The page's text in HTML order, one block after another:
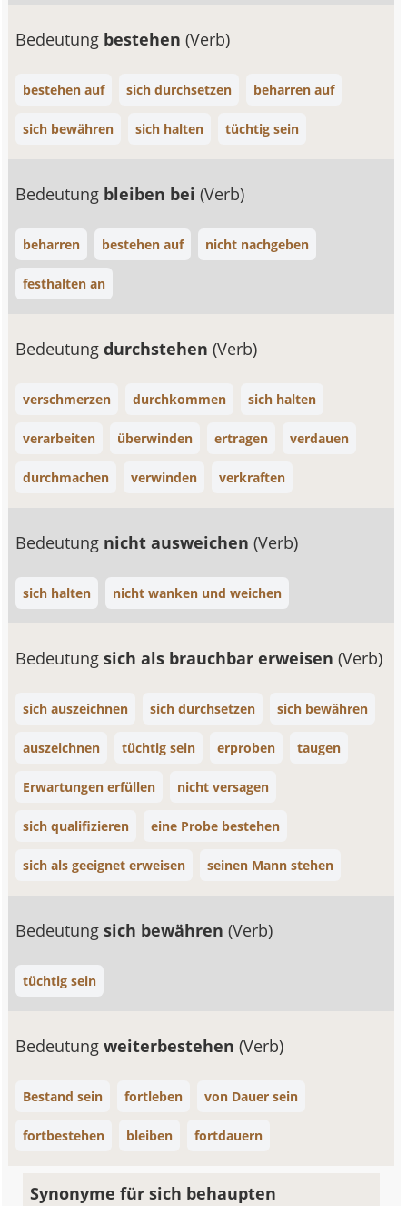
Bedeutung bestehen(Verb)
bestehen auf sich durchsetzen beharren auf
sich bewähren sich halten tüchtig sein
Bedeutung bleiben bei(Verb)
beharren bestehen auf nicht nachgeben
festhalten an
Bedeutungdurchstehen(Verb)
verschmerzen durchkommen sich halten
verarbeiten überwinden ertragen verdauen
durchmachen verwinden verkraften
Bedeutung nicht ausweichen(Verb)
sich halten nicht wanken und weichen
Bedeutungsich als brauchbar erweisen(Verb)
sich auszeichnen sich durchsetzen sich bewähren
auszeichnen tüchtig sein erproben taugen
Erwartungen erfüllen nicht versagen
sich qualifizieren eine Probe bestehen
sich als geeignet erweisen seinen Mann stehen
Bedeutungsich bewähren(Verb)
tüchtig sein
Bedeutungweiterbestehen(Verb)
Bestand sein fortleben von Dauer sein
fortbestehen bleiben fortdauern
Synonyme für sich behaupten